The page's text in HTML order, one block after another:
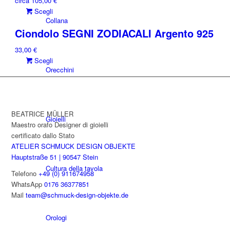
Collana
Orecchini
Gioielli
Cultura della tavola
Orologi
Scegli
prodotto
ha
opzioni
nella
pagina
del
prodotto
Ciondolo SEGNI ZODIACALI Argento 925
33,00€
Scegli
prodotto
Le
opzioni
possono
essere
scelte
nella
pagina
del
prodotto
BEATRICE MÜLLER
Maestro orafo Designer di gioielli
certificato dallo Stato
ATELIER SCHMUCK DESIGN OBJEKTE
Hauptstraße 51 | 90547 Stein
Telefono+49 (0) 911674958
WhatsApp0176 36377851
Mailteam@schmuck-design-objekte.de